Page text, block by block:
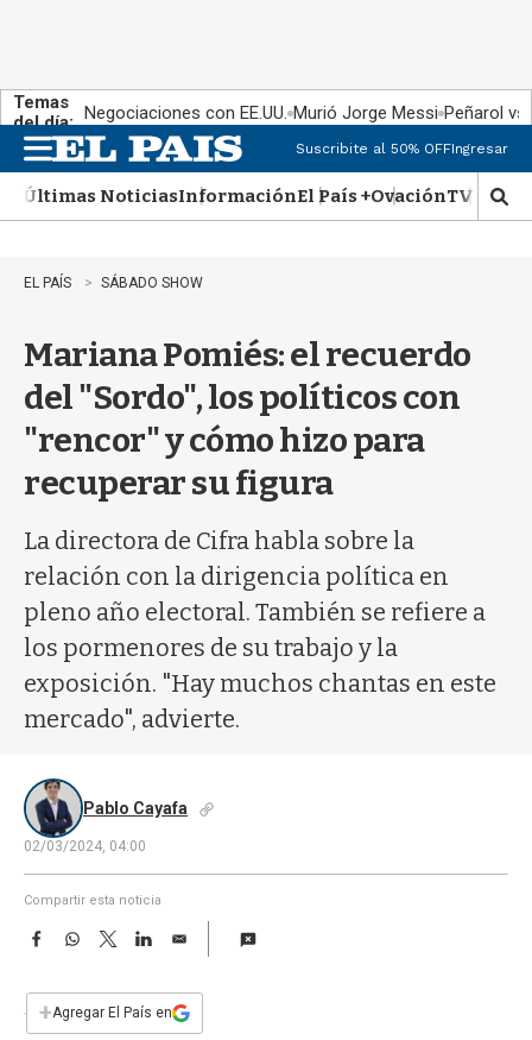
Temas
del día: Negociaciones con EE.UU. Murió Jorge Messi Peñarol
n
u
Suscribite al 50% OFFIngresar
Últimas NoticiasInformaciónEl País +OvaciónTV Show
M
o
EL PAÍS SÁBADO SHOW
Mariana Pomiés: el recuerdo
del "Sordo", los políticos con
"rencor" y cómo hizo para
recuperar su figura
La directora de Cifra habla sobre la
relación con la dirigencia política en
pleno año electoral. También se refiere a
los pormenores de su trabajo y la
exposición. "Hay muchos chantas en este
mercado", advierte.
Pablo Cayafa
02/03/2024, 04:00
Compartir esta noticia
F
e
b
W
s
T
w
t
L
E
i
l
+Agregar El País en